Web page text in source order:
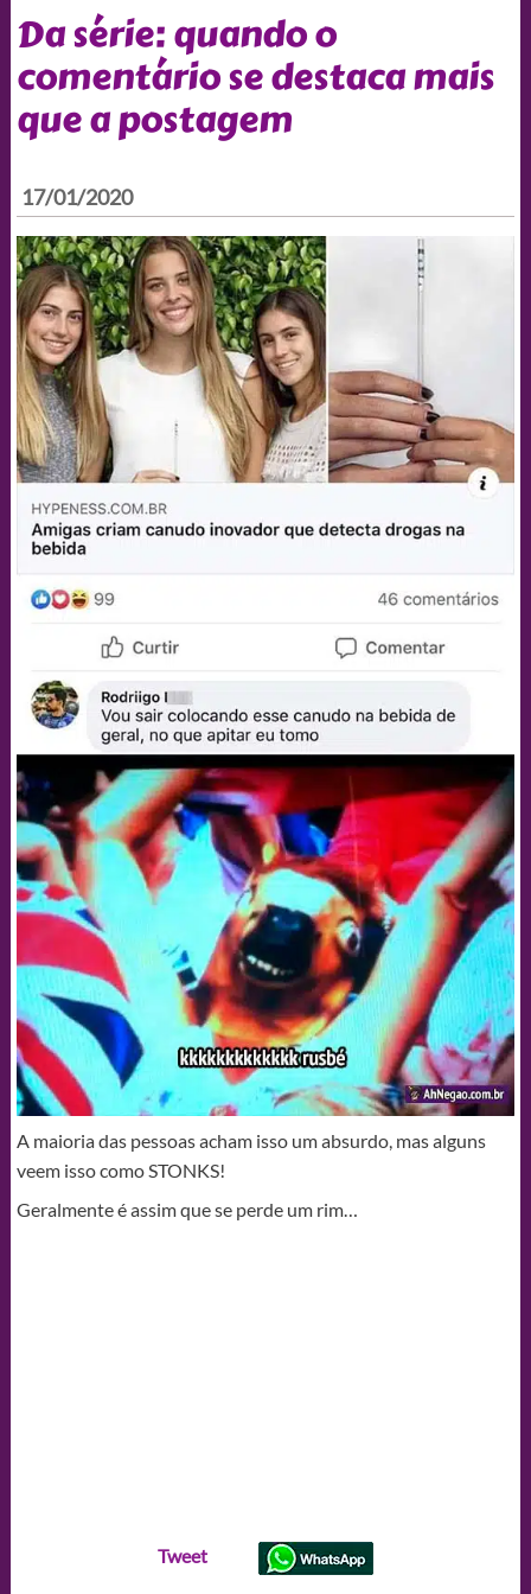
Da série: quando o
comentário se destaca mais
que a postagem
17/01/2020
A maioria das pessoas acham isso um absurdo, mas alguns
veem isso como STONKS!
Geralmente é assim que se perde um rim…
Tweet